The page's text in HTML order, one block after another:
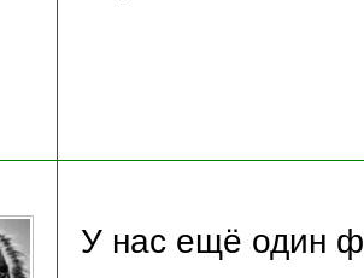
У нас ещё один